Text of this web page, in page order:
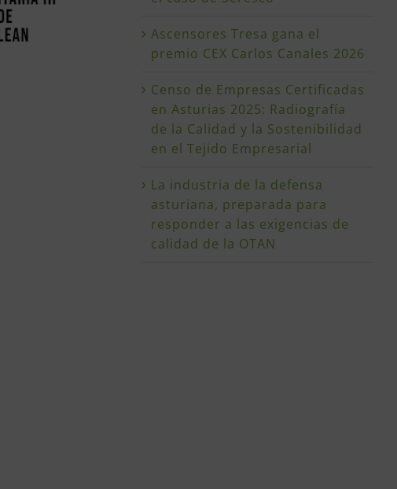
Ascensores Tresa gana el
premio CEX Carlos Canales 2026
Censo de Empresas Certificadas
en Asturias 2025: Radiografía
de la Calidad y la Sostenibilidad
en el Tejido Empresarial
La industria de la defensa
asturiana, preparada para
responder a las exigencias de
calidad de la OTAN